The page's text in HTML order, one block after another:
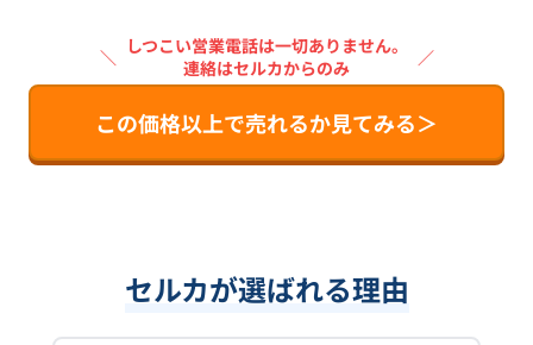
＼
しつこい営業電話は一切ありません。
連絡はセルカからのみ
／
この価格以上で売れるか見てみる＞
セルカが選ばれる理由